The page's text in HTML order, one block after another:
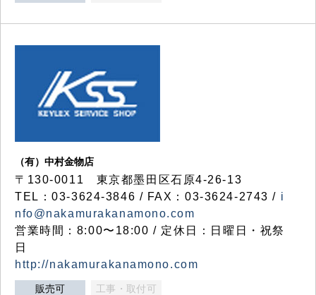
（有）中村金物店
〒130-0011 東京都墨田区石原4-26-13
TEL：03-3624-3846 / FAX：03-3624-2743 / i
nfo@nakamurakanamono.com
営業時間：8:00〜18:00 / 定休日：日曜日・祝祭
日
http://nakamurakanamono.com
販売可 工事・取付可